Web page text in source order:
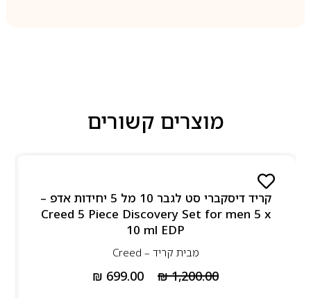
מוצרים קשורים
קריד דיסקברי סט לגבר 10 מל 5 יחידות אדפ –
Creed 5 Piece Discovery Set for men 5 x
10 ml EDP
מבית קריד – Creed
₪1,200.00
₪ 699.00